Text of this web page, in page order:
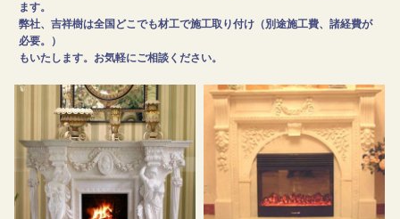
ます。
弊社、吉祥樹は全国どこでも材工で施工取り付け（別途施工費、諸経費が
必要。）
もいたします。お気軽にご相談ください。